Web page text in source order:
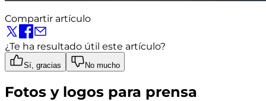
Compartir artículo
¿Te ha resultado útil este artículo?
Sí, gracias No mucho
Fotos y logos para prensa